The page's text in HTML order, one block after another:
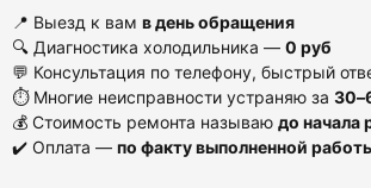
📍 Выезд к вам в день обращения
🔍 Диагностика холодильника — 0 руб
💬 Консультация по телефону, быстрый
⏱ Многие неисправности устраняю за
💰 Стоимость ремонта называю до начала
✔️ Оплата — по факту выполненной